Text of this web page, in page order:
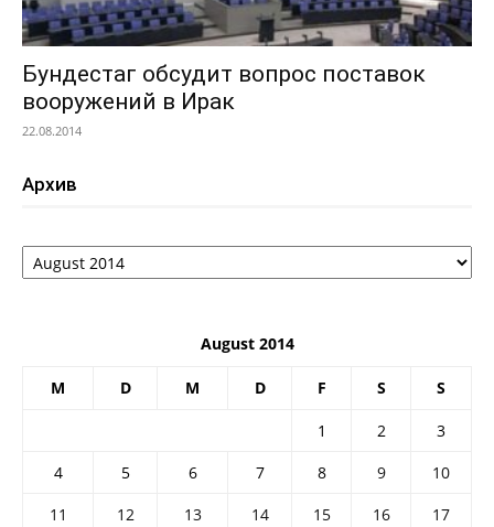
Бундестаг обсудит вопрос поставок
вооружений в Ирак
22.08.2014
Архив
Архив
August 2014
M D M D F S S
1 2
3
4
5 6 7 8 9
10
11
12 13 14 15 16
17